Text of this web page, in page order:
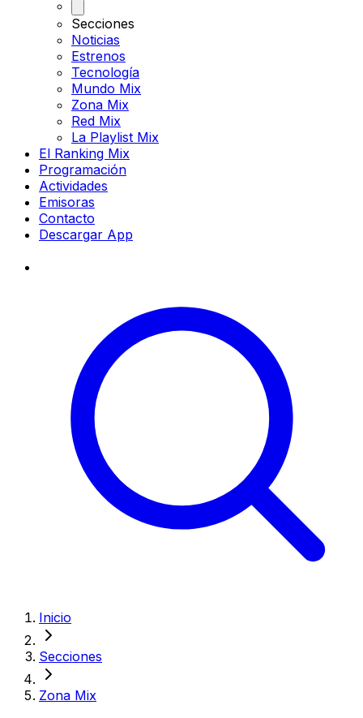
Secciones
Noticias
Estrenos
Tecnología
Mundo Mix
Zona Mix
Red Mix
La Playlist Mix
El Ranking Mix
Programación
Actividades
Emisoras
Contacto
Descargar App
Inicio
Secciones
Zona Mix